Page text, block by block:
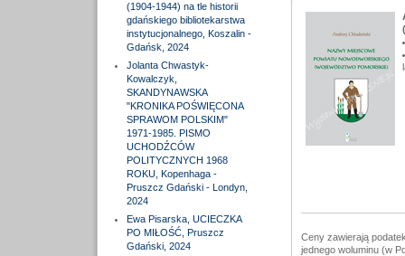
(1904-1944) na tle historii
gdańskiego bibliotekarstwa
instytucjonalnego, Koszalin -
Gdańsk, 2024
Jolanta Chwastyk-
Kowalczyk,
SKANDYNAWSKA
"KRONIKA POŚWIĘCONA
SPRAWOM POLSKIM"
1971-1985. PISMO
UCHODŹCÓW
POLITYCZNYCH 1968
ROKU, Kopenhaga -
Pruszcz Gdański - Londyn,
2024
Ewa Pisarska, UCIECZKA
PO MIŁOŚĆ, Pruszcz
Gdański, 2024
Ceny zawierają
jednego woluminu (w